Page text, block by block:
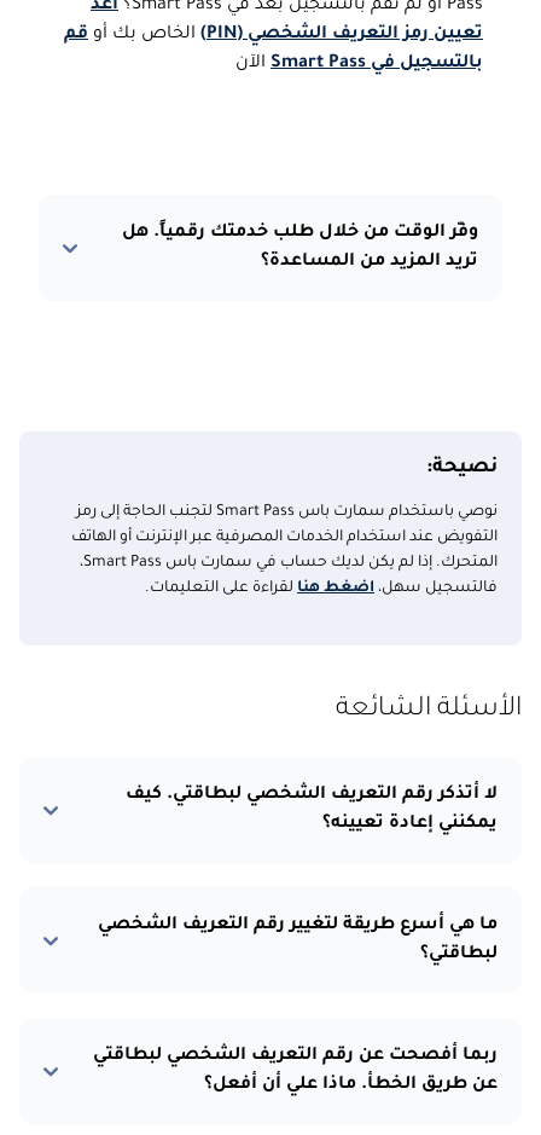
Pass أو لم تقم بالتسجيل بعد في Smart Pass؟
أعد
تعيين رمز التعريف الشخصي (PIN)
الخاص بك أو قم
بالتسجيل في Smart Pass
الآن
وفّر الوقت من خلال طلب خدمتك رقمياً. هل
تريد المزيد من المساعدة؟
نصيحة:
نوصي باستخدام سمارت باس Smart Pass لتجنب الحاجة إلى رمز
التفويض عند استخدام الخدمات المصرفية عبر الإنترنت أو الهاتف
المتحرك. إذا لم يكن لديك حساب في سمارت باس Smart Pass،
فالتسجيل سهل، اضغط هنا لقراءة على التعليمات.
الأسئلة الشائعة
لا أتذكر رقم التعريف الشخصي لبطاقتي. كيف
يمكنني إعادة تعيينه؟
ما هي أسرع طريقة لتغيير رقم التعريف الشخصي
لبطاقتي؟
ربما أفصحت عن رقم التعريف الشخصي لبطاقتي
عن طريق الخطأ. ماذا علي أن أفعل؟